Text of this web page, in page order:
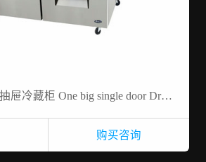
沙拉台大单门两抽屉冷藏柜 One big single door Drawer-Salad Prep table refrigerator
购买咨询